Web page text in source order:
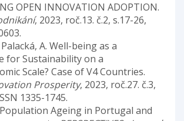
OPEN INNOVATION ADOPTION.
, 2023, roč.13. č.2, s.17-26,
A. Well-being as a
for Sustainability on a
Scale? Case of V4 Countries.
Prosperity, 2023, roč.27. č.3,
1335-1745.
Ageing in Portugal and